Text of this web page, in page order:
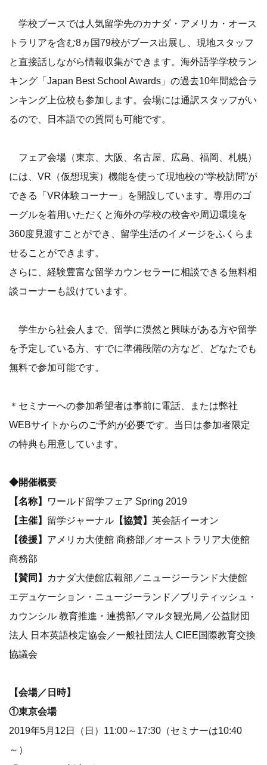
学校ブースでは人気留学先のカナダ・アメリカ・オース
トラリアを含む8ヵ国79校がブース出展し、現地スタッフ
と直接話しながら情報収集ができます。海外語学学校ラン
キング「Japan Best School Awards」の過去10年間総合ラ
ンキング上位校も参加します。会場には通訳スタッフがい
るので、日本語での質問も可能です。
フェア会場（東京、大阪、名古屋、広島、福岡、札幌）
には、VR（仮想現実）機能を使って現地校の“学校訪問”が
できる「VR体験コーナー」を開設しています。専用のゴ
ーグルを着用いただくと海外の学校の校舎や周辺環境を
360度見渡すことができ、留学生活のイメージをふくらま
せることができます。
さらに、経験豊富な留学カウンセラーに相談できる無料相
談コーナーも設けています。
学生から社会人まで、留学に漠然と興味がある方や留学
を予定している方、すでに準備段階の方など、どなたでも
無料で参加可能です。
＊セミナーへの参加希望者は事前に電話、または弊社
WEBサイトからのご予約が必要です。当日は参加者限定
の特典も用意しています。
◆開催概要
【名称】
ワールド留学フェア Spring 2019
【主催】 留学ジャーナル 【協賛】 英会話イーオン
【後援】 アメリカ大使館 商務部／オーストラリア大使館
商務部
【賛同】
カナダ大使館広報部／ニュージーランド大使館
エデュケーション・ニュージーランド／ブリティッシュ・
カウンシル 教育推進・連携部／マルタ観光局／公益財団
法人 日本英語検定協会／一般社団法人 CIEE国際教育交換
協議会
【会場／日時】
①東京会場
2019年5月12日（日）11:00～17:30（セミナーは10:40
～）